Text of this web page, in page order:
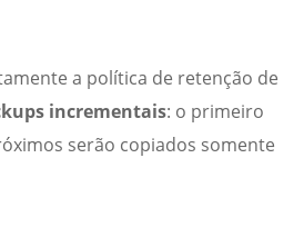
a política de retenção de
incrementais: o primeiro
serão copiados somente